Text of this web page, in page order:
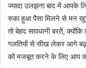
ज्यादा उलझना बाद में आपके
रुका हुआ पैसा मिलने से मन खुश
तो बेहद सावधानी बरतें,
गलतियों से सीख लेकर आगे
को मजबूत करने के लिए आप